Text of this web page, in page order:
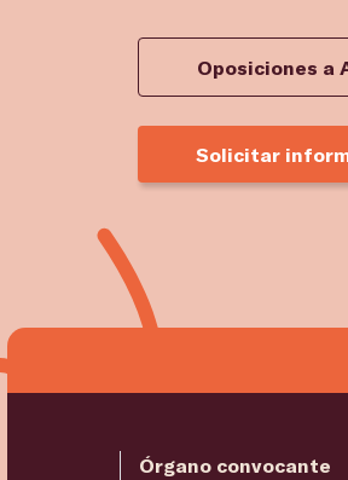
Oposiciones a
Solicitar
Órgano convocante